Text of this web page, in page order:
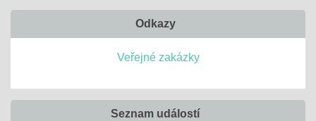
Odkazy
Veřejné zakázky
Seznam událostí